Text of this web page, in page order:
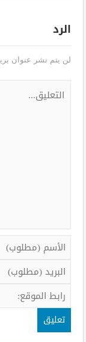
الرد
لن يتم نشر عنوان